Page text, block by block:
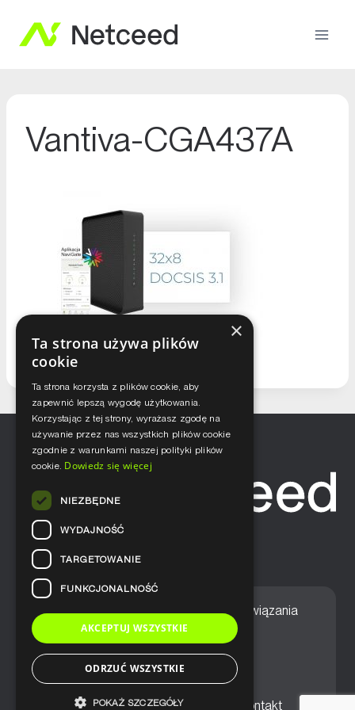
Vantiva-CGA437A
Home Nasze podejście Rozwiązania
Usługi Aktualności
Ogólne warunki sprzedaży Kontakt
×
Ta strona używa plików
cookie
Ta strona korzysta z plików cookie, aby
zapewnić lepszą wygodę użytkowania.
Korzystając z tej strony, wyrażasz zgodę na
używanie przez nas wszystkich plików cookie
zgodnie z warunkami naszej polityki plików
cookie. Dowiedz się więcej
NIEZBĘDNE
WYDAJNOŚĆ
TARGETOWANIE
FUNKCJONALNOŚĆ
AKCEPTUJ WSZYSTKIE
ODRZUĆ WSZYSTKIE
POKAŻ SZCZEGÓŁY